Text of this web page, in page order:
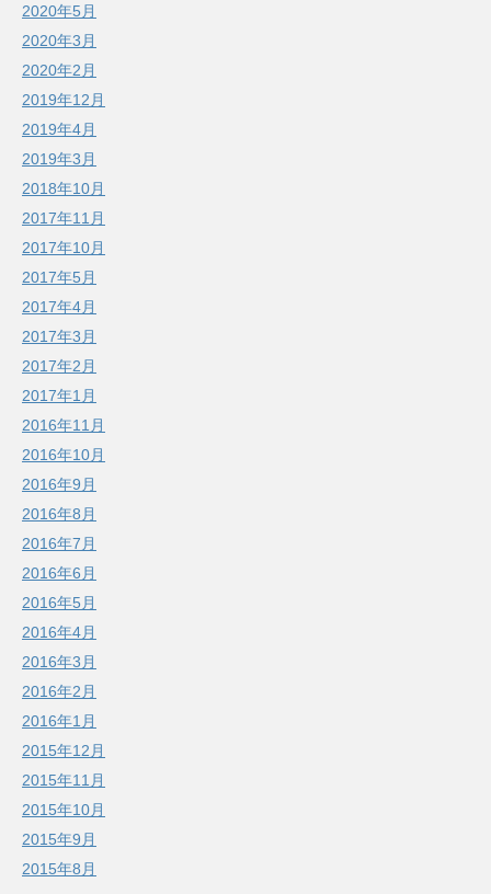
2020年5月
2020年3月
2020年2月
2019年12月
2019年4月
2019年3月
2018年10月
2017年11月
2017年10月
2017年5月
2017年4月
2017年3月
2017年2月
2017年1月
2016年11月
2016年10月
2016年9月
2016年8月
2016年7月
2016年6月
2016年5月
2016年4月
2016年3月
2016年2月
2016年1月
2015年12月
2015年11月
2015年10月
2015年9月
2015年8月